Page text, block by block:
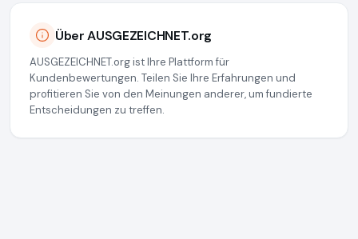
Über AUSGEZEICHNET.org
AUSGEZEICHNET.org ist Ihre Plattform für
Kundenbewertungen. Teilen Sie Ihre Erfahrungen und
profitieren Sie von den Meinungen anderer, um fundierte
Entscheidungen zu treffen.